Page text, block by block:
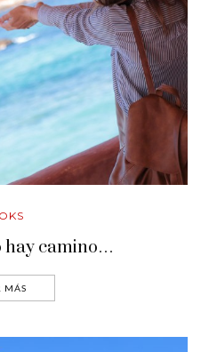
hay camino…
MÁS